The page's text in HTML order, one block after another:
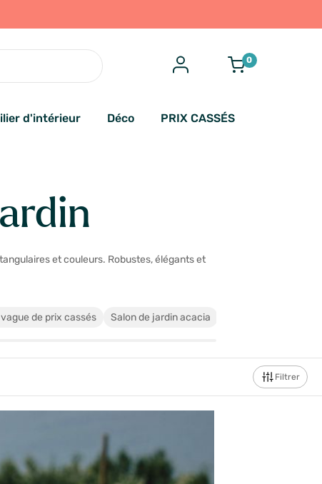
0
d'intérieur Déco PRIX CASSÉS
et couleurs. Robustes, élégants et
de prix cassés Salon de jardin acacia
Filtrer